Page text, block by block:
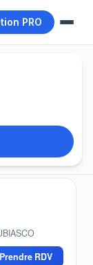
PRO
Prendre RDV